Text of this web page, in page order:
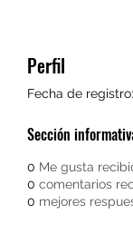
Perfil
Fecha de
Sección
0 Me gusta
0 comentarios
0 mejores